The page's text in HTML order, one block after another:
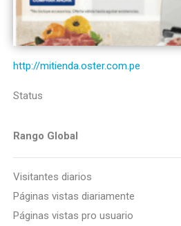
http://mitienda.oster.com.pe
Status
Rango Global
Visitantes diarios
Páginas vistas diariamente
Páginas vistas pro usuario